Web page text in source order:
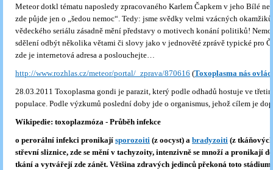
Meteor dotkl tématu naposledy zpracovaného Karlem Čapkem v jeho Bílé
zde půjde jen o „šedou nemoc“. Tedy: jsme svědky velmi vzácných
vědeckého seriálu zásadně mění představy o motivech konání politiků!
sdělení odbýt několika větami či slovy jako v jednověté zprávě typické pro
zde je internetová adresa a poslouchejte…
http://www.rozhlas.cz/meteor/portal/_zprava/870616 (Toxoplasma nás
28.03.2011 Toxoplasma gondi je parazit, který podle odhadů hostuje ve
populace. Podle výzkumů poslední doby jde o organismus, jehož cílem je
Wikipedie: toxoplazmóza - Průběh infekce
o perorální infekci pronikají sporozoiti (z oocyst) a bradyzoiti (z
střevní sliznice, zde se mění v tachyzoity, intenzivně se množí a pronikají
tkání a vytvářejí zde zánět. Většina zdravých jedinců překoná toto stádium